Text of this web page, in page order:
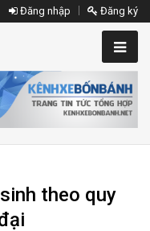
Đăng nhập Đăng ký
theo quy